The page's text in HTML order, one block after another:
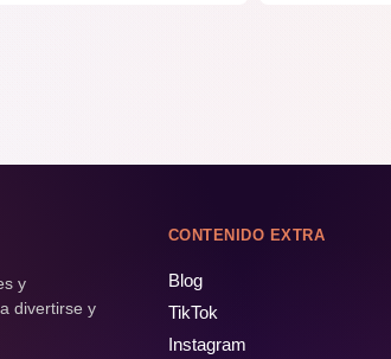
y
divertirse y
CONTENIDO EXTRA
Blog
TikTok
Instagram